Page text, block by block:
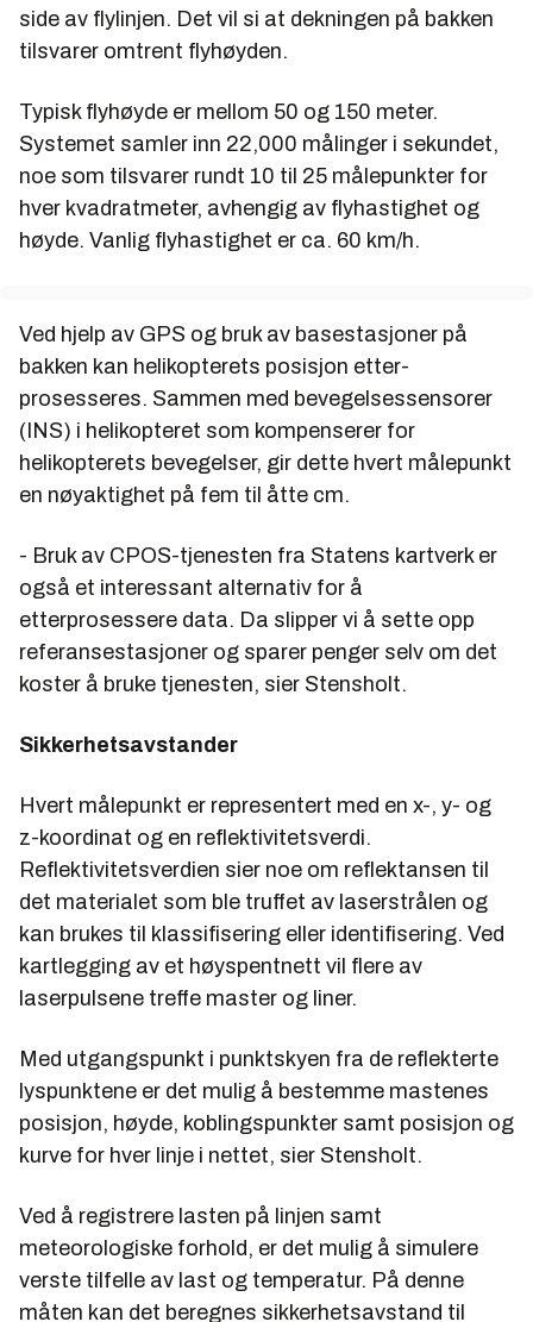
side av flylinjen. Det vil si at dekningen på bakken
tilsvarer omtrent flyhøyden.
Typisk flyhøyde er mellom 50 og 150 meter.
Systemet samler inn 22,000 målinger i sekundet,
noe som tilsvarer rundt 10 til 25 målepunkter for
hver kvadratmeter, avhengig av flyhastighet og
høyde. Vanlig flyhastighet er ca. 60 km/h.
Ved hjelp av GPS og bruk av basestasjoner på
bakken kan helikopterets posisjon etter-
prosesseres. Sammen med bevegelsessensorer
(INS) i helikopteret som kompenserer for
helikopterets bevegelser, gir dette hvert målepunkt
en nøyaktighet på fem til åtte cm.
- Bruk av CPOS-tjenesten fra Statens kartverk er
også et interessant alternativ for å
etterprosessere data. Da slipper vi å sette opp
referansestasjoner og sparer penger selv om det
koster å bruke tjenesten, sier Stensholt.
Sikkerhetsavstander
Hvert målepunkt er representert med en x-, y- og
z-koordinat og en reflektivitetsverdi.
Reflektivitetsverdien sier noe om reflektansen til
det materialet som ble truffet av laserstrålen og
kan brukes til klassifisering eller identifisering. Ved
kartlegging av et høyspentnett vil flere av
laserpulsene treffe master og liner.
Med utgangspunkt i punktskyen fra de reflekterte
lyspunktene er det mulig å bestemme mastenes
posisjon, høyde, koblingspunkter samt posisjon og
kurve for hver linje i nettet, sier Stensholt.
Ved å registrere lasten på linjen samt
meteorologiske forhold, er det mulig å simulere
verste tilfelle av last og temperatur. På denne
måten kan det beregnes sikkerhetsavstand til